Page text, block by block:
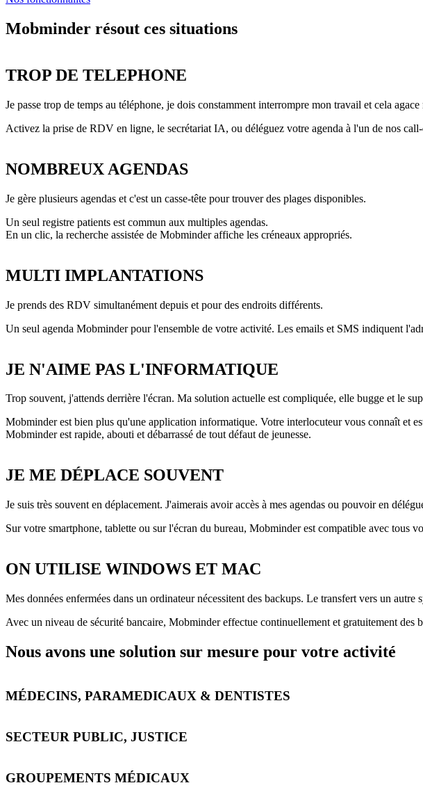
Mobminder résout ces situations
TROP DE TELEPHONE
Je passe trop de temps au téléphone, je dois constamment interrompre mon travail et cela agace
Activez la prise de RDV en ligne, le secrétariat IA, ou déléguez votre agenda à l'un de nos call-
NOMBREUX AGENDAS
Je gère plusieurs agendas et c'est un casse-tête pour trouver des plages disponibles.
Un seul registre patients est commun aux multiples agendas.
En un clic, la recherche assistée de Mobminder affiche les créneaux appropriés.
MULTI IMPLANTATIONS
Je prends des RDV simultanément depuis et pour des endroits différents.
Un seul agenda Mobminder pour l'ensemble de votre activité. Les emails et SMS indiquent
JE N'AIME PAS L'INFORMATIQUE
Trop souvent, j'attends derrière l'écran. Ma solution actuelle est compliquée, elle bugge et le
Mobminder est bien plus qu'une application informatique. Votre interlocuteur vous connaît et
Mobminder est rapide, abouti et débarrassé de tout défaut de jeunesse.
JE ME DÉPLACE SOUVENT
Je suis très souvent en déplacement. J'aimerais avoir accès à mes agendas ou pouvoir en
Sur votre smartphone, tablette ou sur l'écran du bureau, Mobminder est compatible avec tous
ON UTILISE WINDOWS ET MAC
Mes données enfermées dans un ordinateur nécessitent des backups. Le transfert vers un
Avec un niveau de sécurité bancaire, Mobminder effectue continuellement et gratuitement
Nous avons une solution sur mesure pour votre activité
MÉDECINS, PARAMEDICAUX & DENTISTES
SECTEUR PUBLIC, JUSTICE
GROUPEMENTS MÉDICAUX